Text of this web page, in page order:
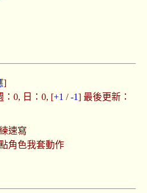
]
：0, 日：0, [+1 /-1] 最後更新：
速寫
角色我套動作